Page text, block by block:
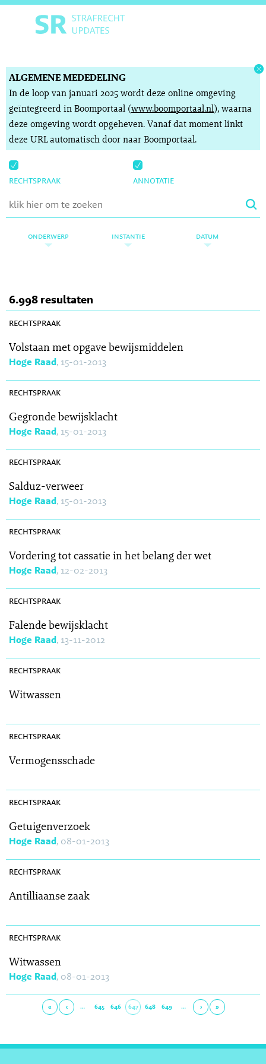
ALGEMENE MEDEDELING
In de loop van januari 2025 wordt deze online omgeving
geïntegreerd in Boomportaal (www.boomportaal.nl), waarna
deze omgeving wordt opgeheven. Vanaf dat moment linkt
deze URL automatisch door naar Boomportaal.
rechtspraak annotatie
onderwerp instantie datum
6.998 resultaten
rechtspraak
Volstaan met opgave bewijsmiddelen
Hoge Raad, 15-01-2013
rechtspraak
Gegronde bewijsklacht
Hoge Raad, 15-01-2013
rechtspraak
Salduz-verweer
Hoge Raad, 15-01-2013
rechtspraak
Vordering tot cassatie in het belang der wet
Hoge Raad, 12-02-2013
rechtspraak
Falende bewijsklacht
Hoge Raad, 13-11-2012
rechtspraak
Witwassen
rechtspraak
Vermogensschade
rechtspraak
Getuigenverzoek
Hoge Raad, 08-01-2013
rechtspraak
Antilliaanse zaak
rechtspraak
Witwassen
Hoge Raad, 08-01-2013
« ‹ … 645 646 647 648 649 … › »